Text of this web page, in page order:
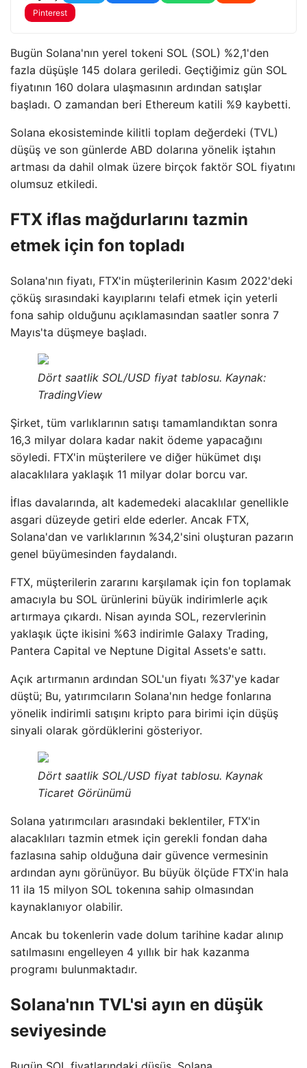
Pinterest
Bugün Solana'nın yerel tokeni SOL (SOL) %2,1'den
fazla düşüşle 145 dolara geriledi. Geçtiğimiz gün SOL
fiyatının 160 dolara ulaşmasının ardından satışlar
başladı. O zamandan beri Ethereum katili %9 kaybetti.
Solana ekosisteminde kilitli toplam değerdeki (TVL)
düşüş ve son günlerde ABD dolarına yönelik iştahın
artması da dahil olmak üzere birçok faktör SOL fiyatını
olumsuz etkiledi.
FTX iflas mağdurlarını tazmin
etmek için fon topladı
Solana'nın fiyatı, FTX'in müşterilerinin Kasım 2022'deki
çöküş sırasındaki kayıplarını telafi etmek için yeterli
fona sahip olduğunu açıklamasından saatler sonra 7
Mayıs'ta düşmeye başladı.
Dört saatlik SOL/USD fiyat tablosu. Kaynak:
TradingView
Şirket, tüm varlıklarının satışı tamamlandıktan sonra
16,3 milyar dolara kadar nakit ödeme yapacağını
söyledi. FTX'in müşterilere ve diğer hükümet dışı
alacaklılara yaklaşık 11 milyar dolar borcu var.
İflas davalarında, alt kademedeki alacaklılar genellikle
asgari düzeyde getiri elde ederler. Ancak FTX,
Solana'dan ve varlıklarının %34,2'sini oluşturan pazarın
genel büyümesinden faydalandı.
FTX, müşterilerin zararını karşılamak için fon toplamak
amacıyla bu SOL ürünlerini büyük indirimlerle açık
artırmaya çıkardı. Nisan ayında SOL, rezervlerinin
yaklaşık üçte ikisini %63 indirimle Galaxy Trading,
Pantera Capital ve Neptune Digital Assets'e sattı.
Açık artırmanın ardından SOL'un fiyatı %37'ye kadar
düştü; Bu, yatırımcıların Solana'nın hedge fonlarına
yönelik indirimli satışını kripto para birimi için düşüş
sinyali olarak gördüklerini gösteriyor.
Dört saatlik SOL/USD fiyat tablosu. Kaynak
Ticaret Görünümü
Solana yatırımcıları arasındaki beklentiler, FTX'in
alacaklıları tazmin etmek için gerekli fondan daha
fazlasına sahip olduğuna dair güvence vermesinin
ardından aynı görünüyor. Bu büyük ölçüde FTX'in hala
11 ila 15 milyon SOL tokenına sahip olmasından
kaynaklanıyor olabilir.
Ancak bu tokenlerin vade dolum tarihine kadar alınıp
satılmasını engelleyen 4 yıllık bir hak kazanma
programı bulunmaktadır.
Solana'nın TVL'si ayın en düşük
seviyesinde